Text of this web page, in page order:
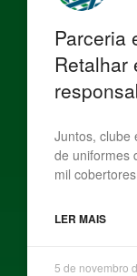
Parceria
Retalhar
Juntos, clube
de uniformes
mil
LER MAIS
5 de novembro